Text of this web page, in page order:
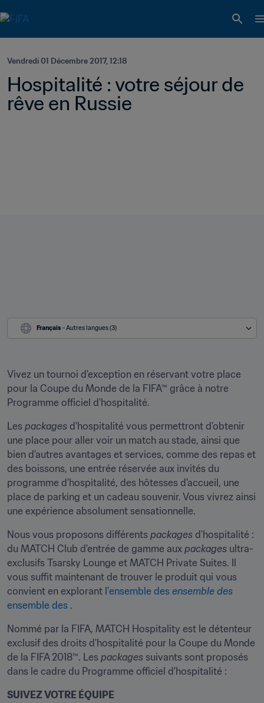
Vendredi 01 Décembre 2017, 12:18
Hospitalité : votre séjour de
rêve en Russie
Français - Autres langues (3)
Vivez un tournoi d'exception en réservant votre place
pour la Coupe du Monde de la FIFA™ grâce à notre
Programme officiel d'hospitalité.
Les packages d'hospitalité vous permettront d'obtenir
une place pour aller voir un match au stade, ainsi que
bien d'autres avantages et services, comme des repas et
des boissons, une entrée réservée aux invités du
programme d'hospitalité, des hôtesses d'accueil, une
place de parking et un cadeau souvenir. Vous vivrez ainsi
une expérience absolument sensationnelle.
Nous vous proposons différents packages d'hospitalité :
du MATCH Club d'entrée de gamme aux packages ultra-
exclusifs Tsarsky Lounge et MATCH Private Suites. Il
vous suffit maintenant de trouver le produit qui vous
convient en explorant l'ensemble des
ensemble des .
Nommé par la FIFA, MATCH Hospitality est le détenteur
exclusif des droits d'hospitalité pour la Coupe du Monde
de la FIFA 2018™. Les packages suivants sont proposés
dans le cadre du Programme officiel d'hospitalité :
SUIVEZ VOTRE ÉQUIPE